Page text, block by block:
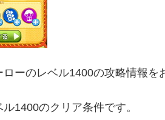
ローのレベル1400の攻略情報を
1400のクリア条件です。